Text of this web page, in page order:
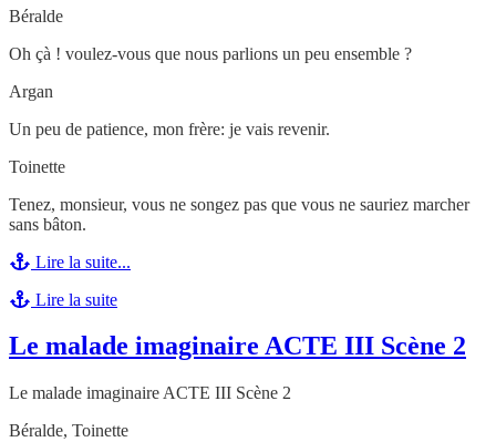
Béralde
Oh çà ! voulez-vous que nous parlions un peu ensemble ?
Argan
Un peu de patience, mon frère: je vais revenir.
Toinette
Tenez, monsieur, vous ne songez pas que vous ne sauriez marcher
sans bâton.
Lire la suite...
Lire la suite
Le malade imaginaire ACTE III Scène 2
Le malade imaginaire ACTE III Scène 2
Béralde, Toinette